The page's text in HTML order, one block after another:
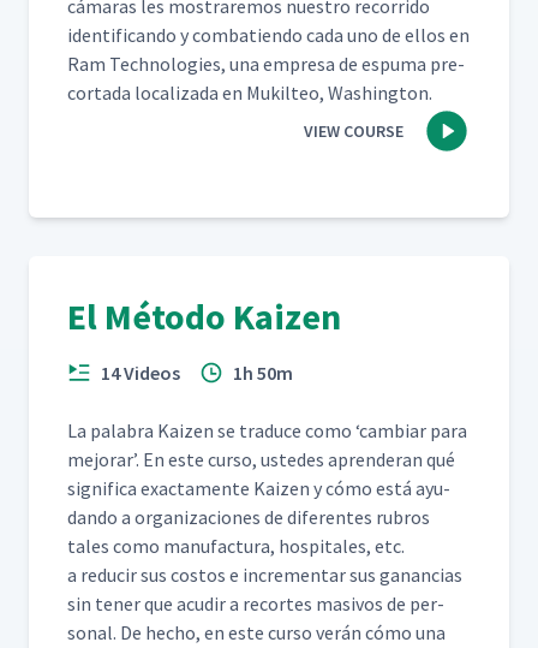
cámaras les mostraremos nue­stro recor­ri­do
iden­ti­f­i­can­do y com­bat­ien­do cada uno de ellos en
Ram Tech­nolo­gies, una empre­sa de espuma pre-
cor­ta­da local­iza­da en Muk­il­teo, Washington.
VIEW COURSE
El Método Kaizen
14 Videos 1h 50m
La pal­abra Kaizen se tra­duce como ‘cam­biar para
mejo­rar’. En este cur­so, ust­edes apren­der­an qué
sig­nifi­ca exac­ta­mente Kaizen y cómo está ayu­
dan­do a orga­ni­za­ciones de difer­entes rubros
tales como man­u­fac­tura, hos­pi­tales, etc.
a reducir sus cos­tos e incre­men­tar sus ganan­cias
sin ten­er que acud­ir a recortes masivos de per­
son­al. De hecho, en este cur­so verán cómo una